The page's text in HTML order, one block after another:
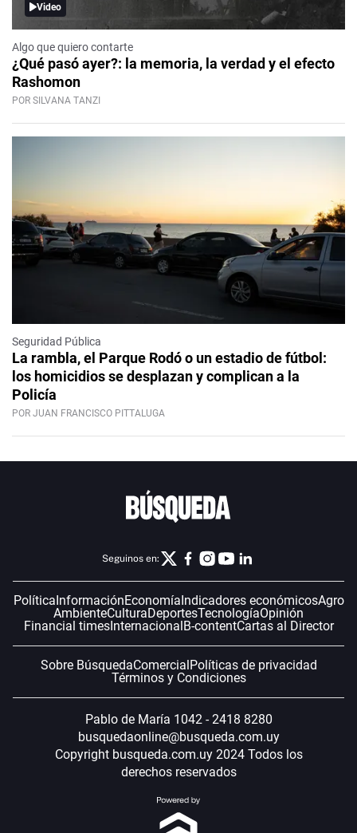
Video
Algo que quiero contarte
¿Qué pasó ayer?: la memoria, la verdad y el efecto
Rashomon
POR SILVANA TANZI
Seguridad Pública
La rambla, el Parque Rodó o un estadio de fútbol:
los homicidios se desplazan y complican a la
Policía
POR JUAN FRANCISCO PITTALUGA
Seguinos en:
PolíticaInformaciónEconomíaIndicadores económicosAgro
AmbienteCulturaDeportesTecnologíaOpinión
Financial timesInternacionalB-contentCartas al Director
Sobre BúsquedaComercialPolíticas de privacidad
Términos y Condiciones
Pablo de María 1042 - 2418 8280
busquedaonline@busqueda.com.uy
Copyright busqueda.com.uy 2024 Todos los
derechos reservados